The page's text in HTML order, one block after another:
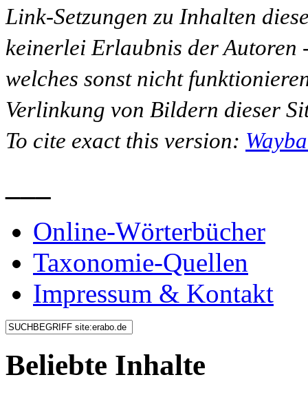
Link-Setzungen zu Inhalten
keinerlei Erlaubnis der Autoren
welches sonst nicht
Verlinkung von Bildern dieser
To cite exact this version:
Online-Wörterbücher
Taxonomie-Quellen
Impressum & Kontakt
Beliebte Inhalte